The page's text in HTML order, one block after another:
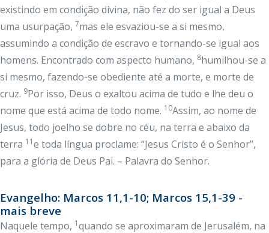
existindo em condição divina, não fez do ser igual a Deus
uma usurpação, 7mas ele esvaziou-se a si mesmo,
assumindo a condição de escravo e tornando-se igual aos
homens. Encontrado com aspecto humano, 8humilhou-se a
si mesmo, fazendo-se obediente até a morte, e morte de
cruz. 9Por isso, Deus o exaltou acima de tudo e lhe deu o
nome que está acima de todo nome. 10Assim, ao nome de
Jesus, todo joelho se dobre no céu, na terra e abaixo da
terra 11e toda língua proclame: “Jesus Cristo é o Senhor”,
para a glória de Deus Pai. – Palavra do Senhor.
Evangelho: Marcos 11,1-10; Marcos 15,1-39 -
mais breve
Naquele tempo, 1quando se aproximaram de Jerusalém, na